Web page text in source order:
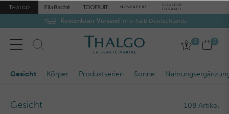
Kostenloser Versand innerhalb Deutschlands
0 0
Gesicht Körper Produktserien Sonne
Gesicht 108 Artikel